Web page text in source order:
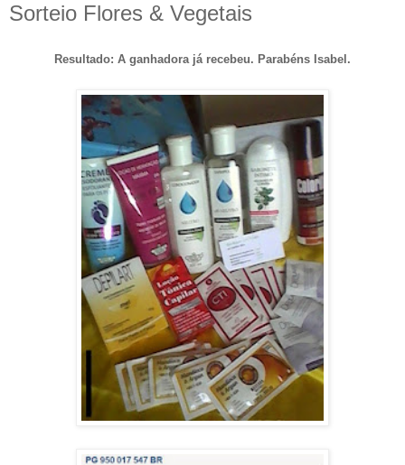
Sorteio Flores & Vegetais
Resultado: A ganhadora já recebeu. Parabéns Isabel.